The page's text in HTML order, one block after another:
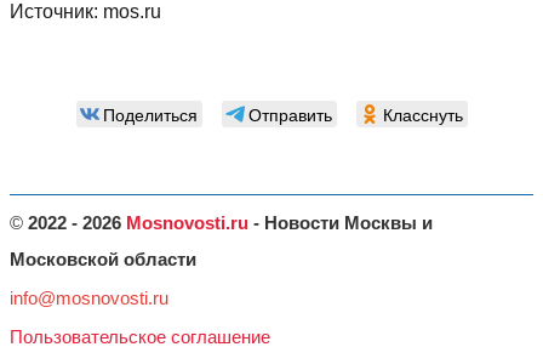
Источник: mos.ru
Поделиться Отправить Класснуть
© 2022 - 2026 Mosnovosti.ru - Новости Москвы и
Московской области
info@mosnovosti.ru
Пользовательское соглашение